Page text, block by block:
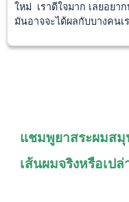
ใหม่ เราดีใจมาก เลยอย
มันอาจจะได้ผลกับบางคนเ
แชมพูยาสระผมส
เส้นผมจริงหรือเปล่